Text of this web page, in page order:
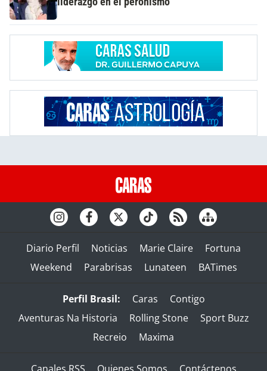
Diario Perfil Noticias Marie Claire
Fortuna
Weekend
Parabrisas Lunateen BATimes
Perfil Brasil: Caras
Contigo
Aventuras Na Historia
Rolling Stone
Sport Buzz
Recreio
Maxima